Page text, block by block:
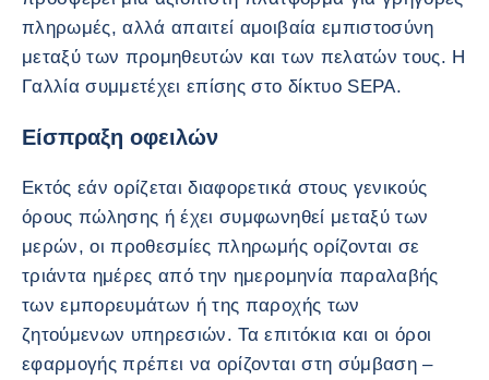
πληρωμές, αλλά απαιτεί αμοιβαία εμπιστοσύνη
μεταξύ των προμηθευτών και των πελατών τους. Η
Γαλλία συμμετέχει επίσης στο δίκτυο SEPA.
Είσπραξη οφειλών
Εκτός εάν ορίζεται διαφορετικά στους γενικούς
όρους πώλησης ή έχει συμφωνηθεί μεταξύ των
μερών, οι προθεσμίες πληρωμής ορίζονται σε
τριάντα ημέρες από την ημερομηνία παραλαβής
των εμπορευμάτων ή της παροχής των
ζητούμενων υπηρεσιών. Τα επιτόκια και οι όροι
εφαρμογής πρέπει να ορίζονται στη σύμβαση –